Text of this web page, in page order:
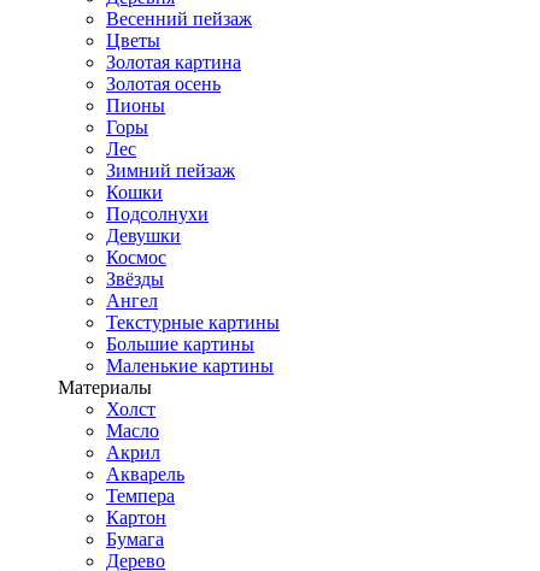
Весенний пейзаж
Цветы
Золотая картина
Золотая осень
Пионы
Горы
Лес
Зимний пейзаж
Кошки
Подсолнухи
Девушки
Космос
Звёзды
Ангел
Текстурные картины
Большие картины
Маленькие картины
Материалы
Холст
Масло
Акрил
Акварель
Темпера
Картон
Бумага
Дерево